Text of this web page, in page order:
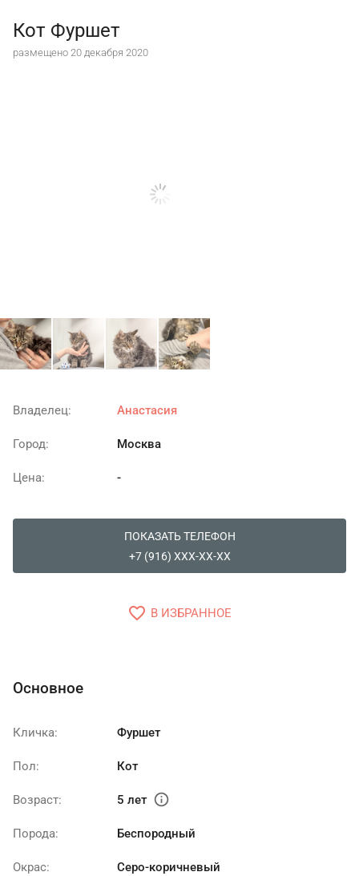
Кот Фуршет
размещено 20 декабря 2020
Владелец: Анастасия
Город: Москва
Цена: -
ПОКАЗАТЬ ТЕЛЕФОН
+7 (916) XXX-XX-XX
favorite_border В ИЗБРАННОЕ
Основное
Кличка: Фуршет
Пол: Кот
Возраст: 5 лет info
Порода: Беспородный
Окрас: Серо-коричневый